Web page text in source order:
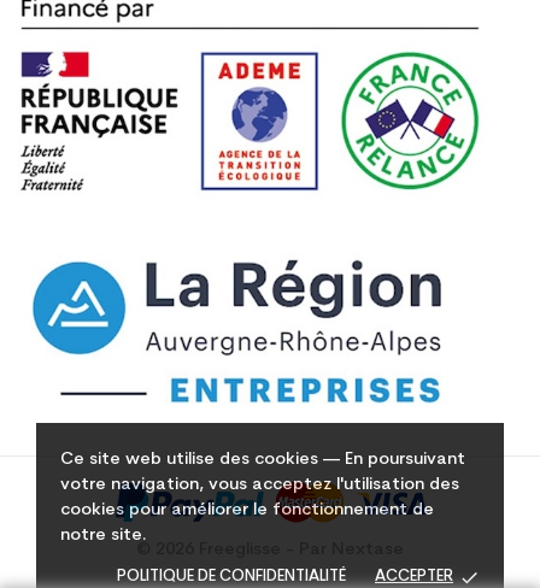
Ce site web utilise des cookies — En poursuivant
votre navigation, vous acceptez l'utilisation des
cookies pour améliorer le fonctionnement de
notre site.
POLITIQUE DE CONFIDENTIALITÉ ACCEPTER done